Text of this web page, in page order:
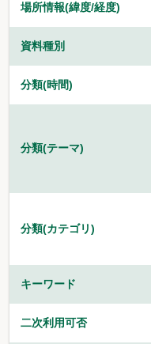
場所情報(緯度/経度)
資料種別
分類(時間)
分類(テーマ)
分類(カテゴリ)
キーワード
二次利用可否